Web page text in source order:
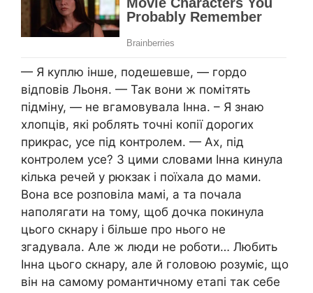
— Я куплю інше, подешевше, — гордо
відповів Льоня. — Так вони ж помітять
підміну, — не вгамовувала Інна. – Я знаю
хлопців, які роблять точні копії дорогих
прикрас, усе під контролем. — Ах, під
контролем усе? З цими словами Інна кинула
кілька речей у рюкзак і поїхала до мами.
Вона все розповіла мамі, а та почала
наполягати на тому, щоб дочка покинула
цього скнару і більше про нього не
згадувала. Але ж люди не роботи… Любить
Інна цього скнару, але й головою розуміє, що
він на самому романтичному етапі так себе